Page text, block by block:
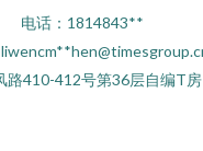
电话：1814843**
410-412号第36层自编T房